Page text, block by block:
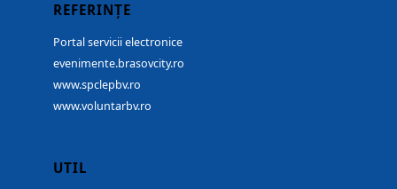
REFERINȚE
Portal servicii electronice
evenimente.brasovcity.ro
www.spclepbv.ro
www.voluntarbv.ro
UTIL